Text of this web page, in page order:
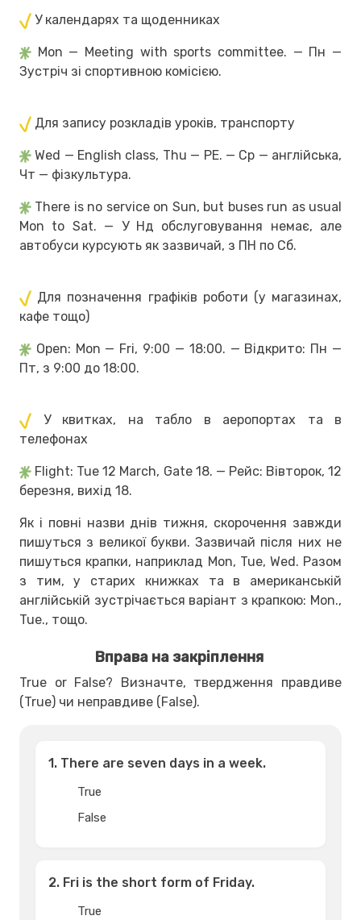
У календарях та щоденниках
Mon — Meeting with sports committee. — Пн —
Зустріч зі спортивною комісією.
Для запису розкладів уроків, транспорту
Wed — English class, Thu — PE. — Ср — англійська,
Чт — фізкультура.
There is no service on Sun, but buses run as usual
Mon to Sat. — У Нд обслуговування немає, але
автобуси курсують як зазвичай, з ПН по Сб.
Для позначення графіків роботи (у магазинах,
кафе тощо)
Open: Mon — Fri, 9:00 — 18:00. — Відкрито: Пн —
Пт, з 9:00 до 18:00.
У квитках, на табло в аеропортах та в
телефонах
Flight: Tue 12 March, Gate 18. — Рейс: Вівторок, 12
березня, вихід 18.
Як і повні назви днів тижня, скорочення завжди
пишуться з великої букви. Зазвичай після них не
пишуться крапки, наприклад Mon, Tue, Wed. Разом
з тим, у старих книжках та в американській
англійській зустрічається варіант з крапкою: Mon.,
Tue., тощо.
Вправа на закріплення
True or False? Визначте, твердження правдиве
(True) чи неправдиве (False).
1. There are seven days in a week.
True
False
2. Fri is the short form of Friday.
True